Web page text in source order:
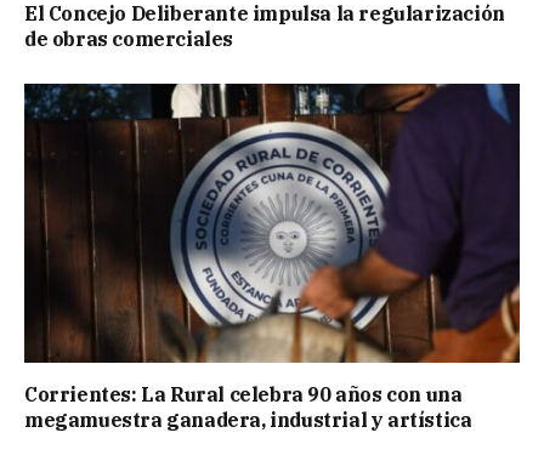
El Concejo Deliberante impulsa la regularización
de obras comerciales
Corrientes: La Rural celebra 90 años con una
megamuestra ganadera, industrial y artística